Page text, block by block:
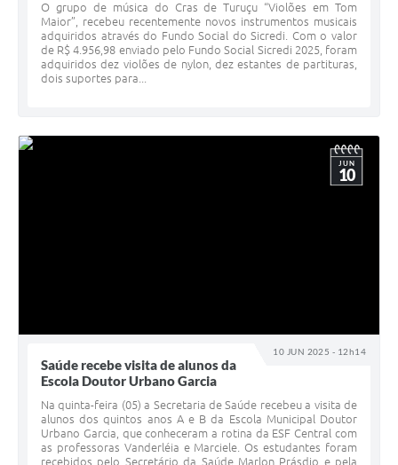
O grupo de música do Cras de Turuçu “Violões em Tom
Maior”, recebeu recentemente novos instrumentos musicais
adquiridos através do Fundo Social do Sicredi. Com o valor
de R$ 4.956,98 enviado pelo Fundo Social Sicredi 2025, foram
adquiridos dez violões de nylon, dez estantes de partituras,
dois suportes para...
10 JUN 2025 - 12h14
JUN
10
Saúde recebe visita de alunos da
Escola Doutor Urbano Garcia
Na quinta-feira (05) a Secretaria de Saúde recebeu a visita de
alunos dos quintos anos A e B da Escola Municipal Doutor
Urbano Garcia, que conheceram a rotina da ESF Central com
as professoras Vanderléia e Marciele. Os estudantes foram
recebidos pelo Secretário da Saúde Marlon Prásdio e pela